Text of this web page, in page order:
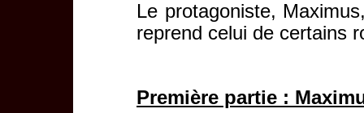
Le protagoniste,
reprend celui de certains
Première partie :